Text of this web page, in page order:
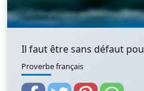
Il faut être sans défaut
Proverbe français